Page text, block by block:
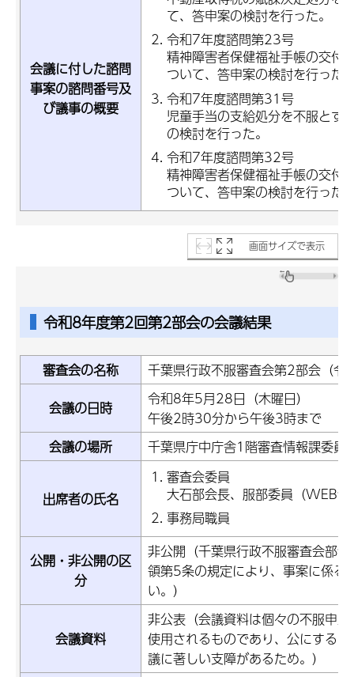
会議に付した諮問
事案の諮問番号及
び議事の概要
て、答申案の検討を行った。
令和7年度諮問第23号
精神障害者保健福祉手帳の交付
ついて、答申案の検討を行った
令和7年度諮問第31号
児童手当の支給処分を不服とす
の検討を行った。
令和7年度諮問第32号
精神障害者保健福祉手帳の交付
ついて、答申案の検討を行った
画面サイズで表示
令和8年度第2回第2部会の会議結果
審査会の名称
千葉県行政不服審査会第2部会（令
会議の日時
令和8年5月28日（木曜日）
午後2時30分から午後3時まで
会議の場所
千葉県庁中庁舎1階審査情報課委員
出席者の氏名
審査会委員
大石部会長、服部委員（WEB
事務局職員
公開・非公開の区
分
非公開（千葉県行政不服審査会部
領第5条の規定により、事案に係る
い。）
会議資料
非公表（会議資料は個々の不服申
使用されるものであり、公にする
議に著しい支障があるため。）